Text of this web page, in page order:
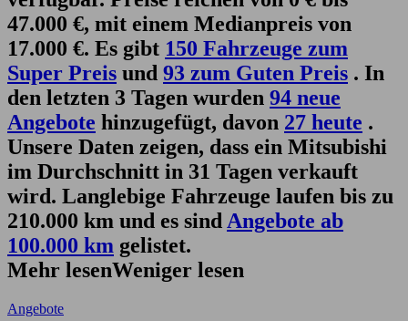
47.000 €, mit einem Medianpreis von
17.000 €. Es gibt 150 Fahrzeuge zum
Super Preis und 93 zum Guten Preis . In
den letzten 3 Tagen wurden 94 neue
Angebote hinzugefügt, davon 27 heute .
Unsere Daten zeigen, dass ein Mitsubishi
im Durchschnitt in 31 Tagen verkauft
wird. Langlebige Fahrzeuge laufen bis zu
210.000 km und es sind Angebote ab
100.000 km gelistet.
Mehr lesenWeniger lesen
Angebote